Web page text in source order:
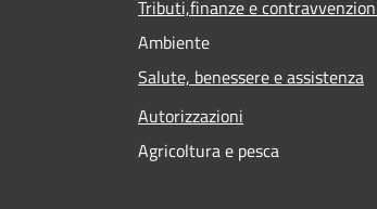
Tributi,finanze e
Ambiente
Salute, benessere e assistenza
Autorizzazioni
Agricoltura e pesca